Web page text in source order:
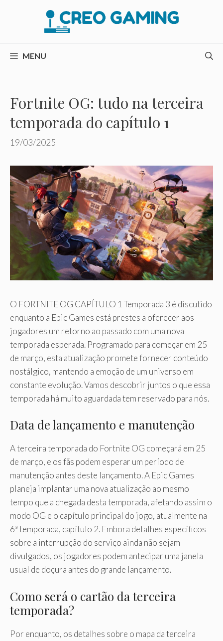
conteúdo
MENU
Fortnite OG: tudo na terceira
temporada do capítulo 1
19/03/2025
O FORTNITE OG CAPÍTULO 1 Temporada 3 é discutido
enquanto a Epic Games está prestes a oferecer aos
jogadores um retorno ao passado com uma nova
temporada esperada. Programado para começar em 25
de março, esta atualização promete fornecer conteúdo
nostálgico, mantendo a emoção de um universo em
constante evolução. Vamos descobrir juntos o que essa
temporada há muito aguardada tem reservado para nós.
Data de lançamento e manutenção
A terceira temporada do Fortnite OG começará em 25
de março, e os fãs podem esperar um período de
manutenção antes deste lançamento. A Epic Games
planeja implantar uma nova atualização ao mesmo
tempo que a chegada desta temporada, afetando assim o
modo OG e o capítulo principal do jogo, atualmente na
6ª temporada, capítulo 2. Embora detalhes específicos
sobre a interrupção do serviço ainda não sejam
divulgados, os jogadores podem antecipar uma janela
usual de doçura antes do grande lançamento.
Como será o cartão da terceira
temporada?
Por enquanto, os detalhes sobre o mapa da terceira